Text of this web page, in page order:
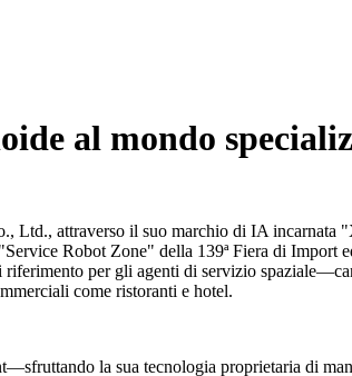
al mondo
Ltd., attraverso il suo marchio di IA
Robot Zone" della 139ª Fiera di
per gli agenti di servizio
come ristoranti e hotel.
la sua tecnologia proprietaria di